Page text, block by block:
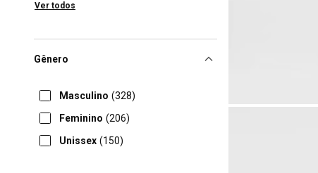
Ver todos
Gênero
Masculino (328)
Feminino (206)
Unissex (150)